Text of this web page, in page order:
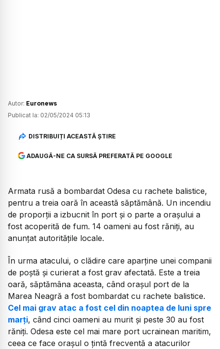
Autor: Euronews
Publicat la: 02/05/2024 05:13
DISTRIBUIȚI ACEASTĂ ȘTIRE
ADAUGĂ-NE CA SURSĂ PREFERATĂ PE GOOGLE
Armata rusă a bombardat Odesa cu rachete balistice,
pentru a treia oară în această săptămână. Un incendiu
de proporții a izbucnit în port și o parte a orașului a
fost acoperită de fum. 14 oameni au fost răniți, au
anunțat autoritățile locale.
În urma atacului, o clădire care aparține unei companii
de poștă și curierat a fost grav afectată. Este a treia
oară, săptămâna aceasta, când orașul port de la
Marea Neagră a fost bombardat cu rachete balistice.
Cel mai grav atac a fost cel din noaptea de luni spre
marți, când cinci oameni au murit și peste 30 au fost
răniți. Odesa este cel mai mare port ucrainean maritim,
ceea ce face orașul o țintă frecventă a atacurilor